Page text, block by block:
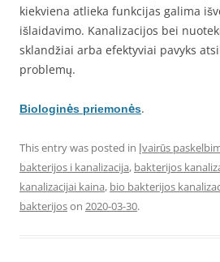
kiekviena atlieka funkcijas galima
išlaidavimo. Kanalizacijos bei
sklandžiai arba efektyviai pavyks
problemų.
Biologinės priemonės.
This entry was posted in Įvairūs
bakterijos i kanalizacija, bakterijos
kanalizacijai kaina, bio bakterijos
bakterijoson 2020-03-30.